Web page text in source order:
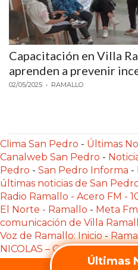
Últimas
Capacitación en Villa
aprenden a prevenir
02/05/2025 • RAMALLO
Clima San Pedro - Últimas
Canalweb San Pedro -
Pedro - San Pedro Informa -
últimas noticias de San
Radio Ramallo - Acero FM -
El Norte - Ramallo - Meta
comunicación de Villa
Voz de Ramallo: Inicio-
NICOLAS – Cosa Cierta Sitio
News – Periodismo sin